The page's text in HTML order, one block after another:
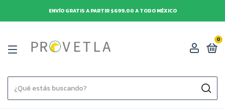
ENVÍO GRATIS A PARTIR $699.00 A TODO MÉXICO
0